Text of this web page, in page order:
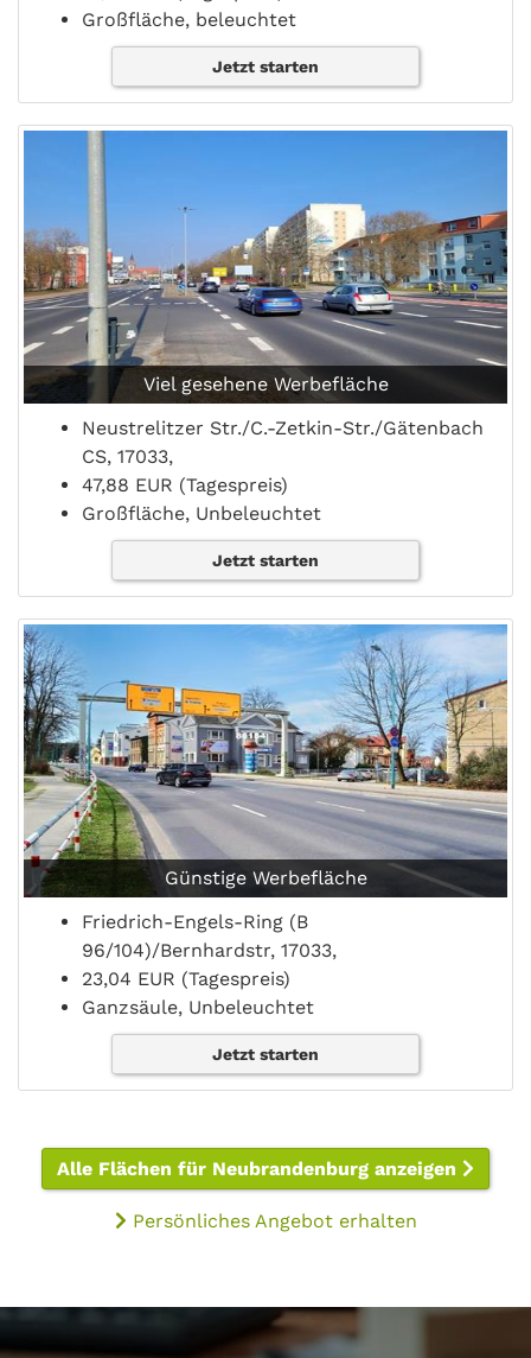
Großfläche, beleuchtet
Jetzt starten
Viel gesehene Werbefläche
Neustrelitzer Str./C.-Zetkin-Str./Gätenbach
CS, 17033,
47,88 EUR (Tagespreis)
Großfläche, Unbeleuchtet
Jetzt starten
Günstige Werbefläche
Friedrich-Engels-Ring (B
96/104)/Bernhardstr, 17033,
23,04 EUR (Tagespreis)
Ganzsäule, Unbeleuchtet
Jetzt starten
Alle Flächen für Neubrandenburg anzeigen
Persönliches Angebot erhalten